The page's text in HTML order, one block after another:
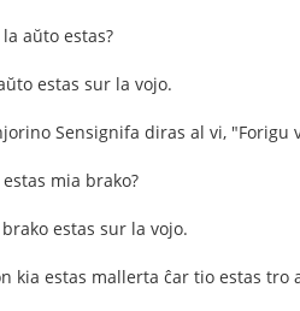
aŭto estas?
estas sur la vojo.
Sensignifa diras al vi,
estas mia brako?
brako estas sur la vojo.
kia estas mallerta ĉar tio estas tro